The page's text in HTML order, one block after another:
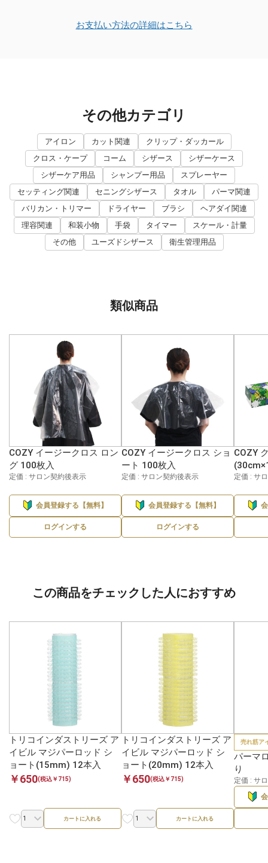
お支払い方法の詳細はこちら
その他カテゴリ
アイロン カット関連
クリップ・ダッカール
クロス・ケープ
コーム シザース
シザーケース
シザーケア用品
シャンプー用品
スプレーヤー
セッティング関連
セニングシザース タオル
パーマ関連
バリカン・トリマー
ドライヤー ブラシ
ヘアダイ関連
理容関連
和装小物 手袋 タイマー
スケール・計量
その他
ユーズドシザース 衛生管理用品
類似商品
COZY イージークロス ロン
グ 100枚入
定価 : サロン契約後表示
会員登録する【無料】
ログインする
COZY イージークロス ショ
ート 100枚入
定価 : サロン契約後表示
会員登録する【無料】
ログインする
COZY
定価 : サ
この商品をチェックした人におすすめ
トリコインダストリーズ ア
イビル マジパーロッド シ
ョート(15mm) 12本入
￥650(税込￥715)
カートに入れる
トリコインダストリーズ ア
イビル マジパーロッド シ
ョート(20mm) 12本入
￥650(税込￥715)
カートに入れる
売れ筋ア
パーマ
り
定価 : サ